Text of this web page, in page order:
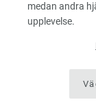
medan andra
upplevelse.